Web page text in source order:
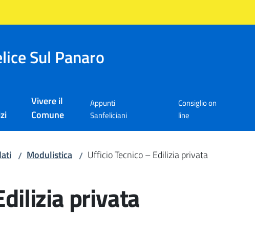
Sul Panaro
Vivere il
Comune
Appunti
Sanfeliciani
Consiglio on
line
/ Modulistica / Ufficio Tecnico – Edilizia privata
privata